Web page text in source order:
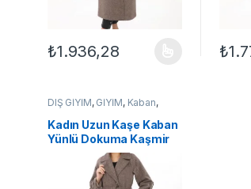
₺1.936,28
Bu ürünün birden fazla varyasyonu₺
Bu
DIŞ GİYİM, GİYİM, Kaban,
KADIN
Kadın Uzun Kaşe Kaban
Yünlü Dokuma Kaşmir
Kruvaze Yaka Kuşaklı
Astarlı Tesettür – Vizon